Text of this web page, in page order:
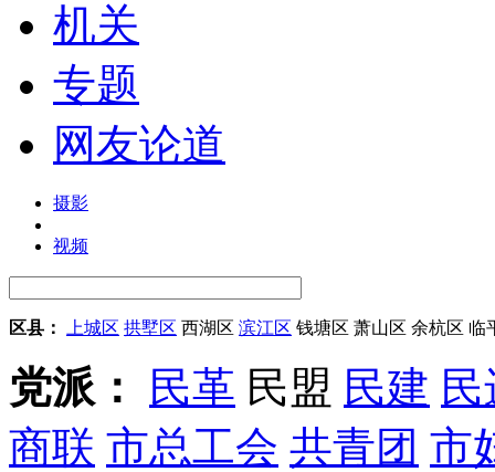
机关
专题
网友论道
摄影
视频
区县： 上城区 拱墅区 西湖区 滨江区 钱塘区 萧山区 余杭区 临
党派： 民革 民盟 民建
商联 市总工会 共青团 市